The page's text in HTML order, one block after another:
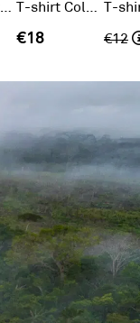
T-shirt latte Panda
T-shirt Colorblock Junior Panda Blu
€18 €12